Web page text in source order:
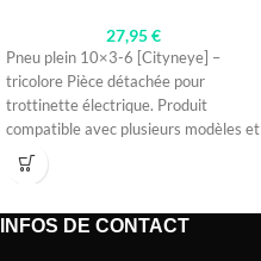
27,95€
Pneu plein 10×3-6 [Cityneye] –
tricolore Pièce détachée pour
trottinette électrique. Produit
compatible avec plusieurs modèles et
conçu pour une
INFOS DE CONTACT